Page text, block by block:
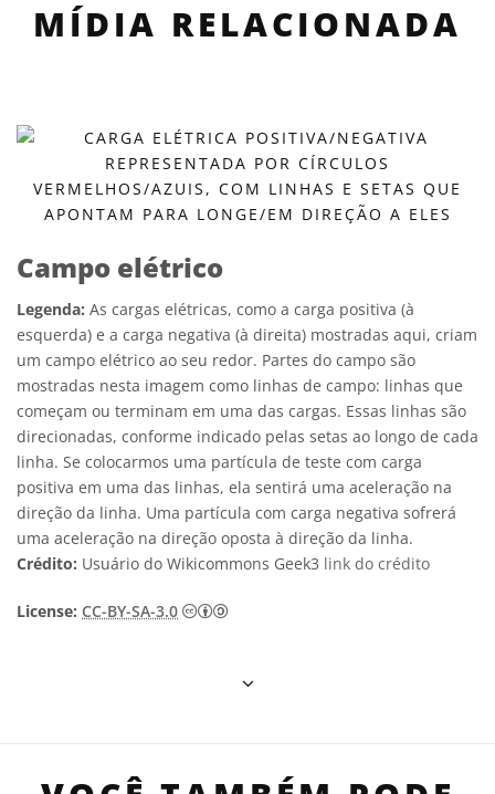
MÍDIA RELACIONADA
Campo elétrico
Legenda: As cargas elétricas, como a carga positiva (à
esquerda) e a carga negativa (à direita) mostradas aqui, criam
um campo elétrico ao seu redor. Partes do campo são
mostradas nesta imagem como linhas de campo: linhas que
começam ou terminam em uma das cargas. Essas linhas são
direcionadas, conforme indicado pelas setas ao longo de cada
linha. Se colocarmos uma partícula de teste com carga
positiva em uma das linhas, ela sentirá uma aceleração na
direção da linha. Uma partícula com carga negativa sofrerá
uma aceleração na direção oposta à direção da linha.
Crédito: Usuário do Wikicommons Geek3 link do crédito
License: CC-BY-SA-3.0 Creative Commons Attribution-